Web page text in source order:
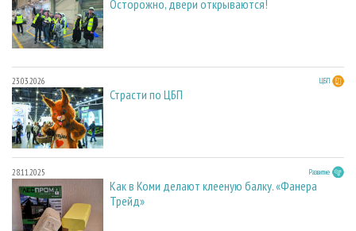
Осторожно, двери открываются!
23.03.2026 ЦБП
Страсти по ЦБП
28.11.2025 Развитие
Как в Коми делают клееную балку. «Фанера
Трейд»